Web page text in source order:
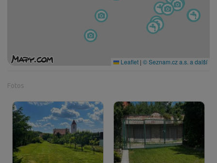
Leaflet | © Seznam.cz a.s. a další
Fotos